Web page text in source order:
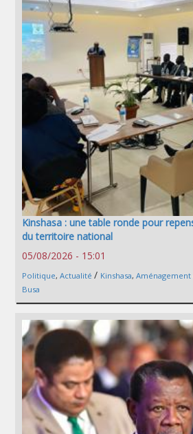
Kinshasa : une table ronde pour
du territoire national
05/08/2026 - 15:01
Politique, Actualité / Kinshasa,
Busa